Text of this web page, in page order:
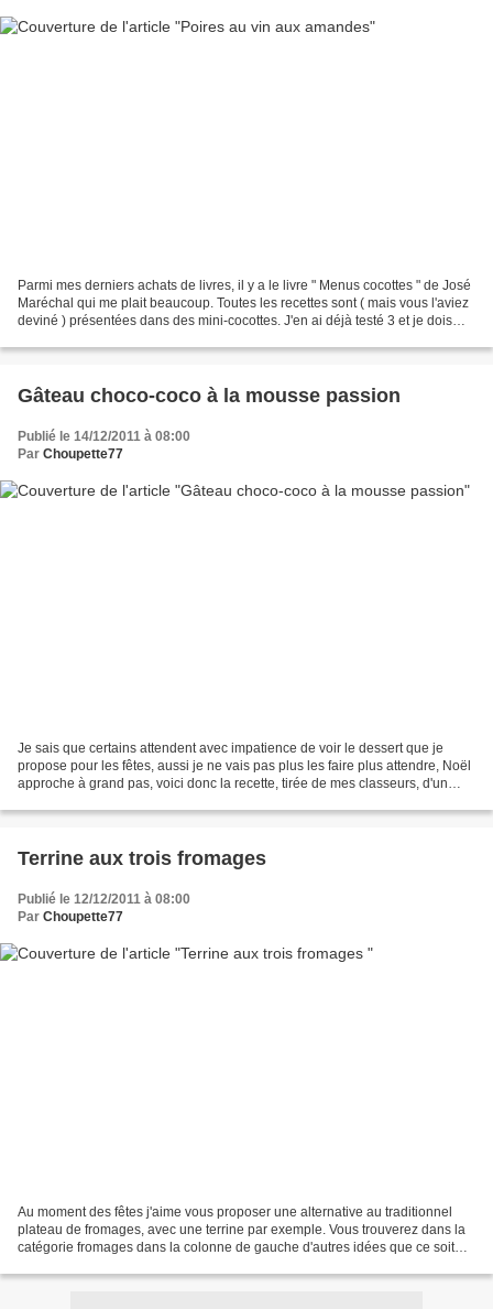
Parmi mes derniers achats de livres, il y a le livre " Menus cocottes " de José
Maréchal qui me plait beaucoup. Toutes les recettes sont ( mais vous l'aviez
deviné ) présentées dans des mini-cocottes. J'en ai déjà testé 3 et je dois
Gâteau choco-coco à la mousse passion
Publié le 14/12/2011 à 08:00
Par Choupette77
Je sais que certains attendent avec impatience de voir le dessert que je
propose pour les fêtes, aussi je ne vais pas plus les faire plus attendre, Noël
approche à grand pas, voici donc la recette, tirée de mes classeurs, d'un
Terrine aux trois fromages
Publié le 12/12/2011 à 08:00
Par Choupette77
Au moment des fêtes j'aime vous proposer une alternative au traditionnel
plateau de fromages, avec une terrine par exemple. Vous trouverez dans la
catégorie fromages dans la colonne de gauche d'autres idées que ce soit